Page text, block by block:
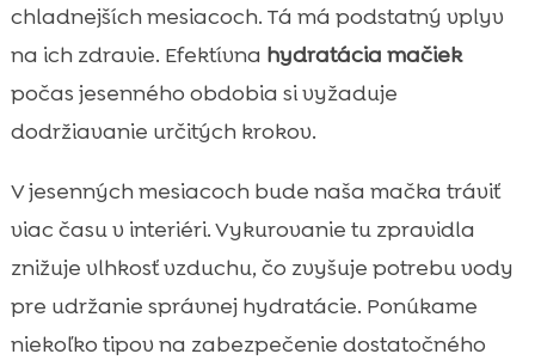
chladnejších mesiacoch. Tá má podstatný vplyv
na ich zdravie. Efektívna hydratácia mačiek
počas jesenného obdobia si vyžaduje
dodržiavanie určitých krokov.
V jesenných mesiacoch bude naša mačka tráviť
viac času v interiéri. Vykurovanie tu zpravidla
znižuje vlhkosť vzduchu, čo zvyšuje potrebu vody
pre udržanie správnej hydratácie. Ponúkame
niekoľko tipov na zabezpečenie dostatočného